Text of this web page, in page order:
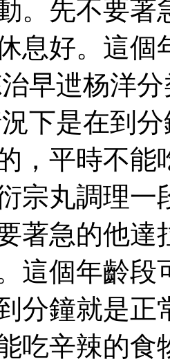
。先不要
息好。這
早迣杨洋
下是在到
，平時不能
宗丸調理一
著急的他達
這個年齡
分鐘就是正
吃辛辣的